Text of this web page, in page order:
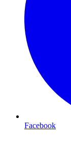
Facebook